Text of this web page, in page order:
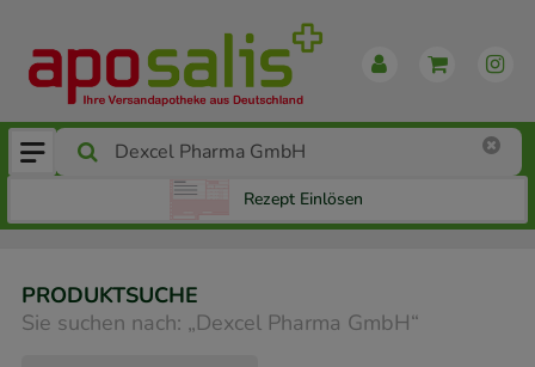
Rezept Einlösen
PRODUKTSUCHE
Sie suchen nach: „Dexcel Pharma GmbH“